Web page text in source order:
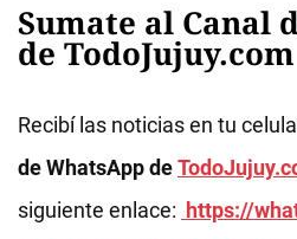
Sumate al Canal
de TodoJujuy.com
Recibí las noticias en tu
de WhatsApp de
siguiente enlace: https://